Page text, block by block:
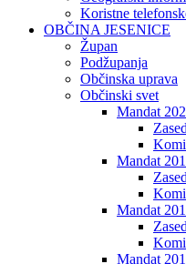
Koristne
OBČINA JESENICE
Župan
Podžupanja
Občinska uprava
Občinski svet
Mandat
Mandat
Mandat
Mandat